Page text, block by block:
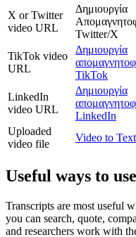
X or Twitter
video URL
Δημιουργία
Twitter/X
TikTok video
URL
Δημιουργία
TikTok
LinkedIn
video URL
Δημιουργία
LinkedIn
Uploaded
video file
Video to
Useful ways to
Transcripts are most useful
you can search, quote,
and researchers work with